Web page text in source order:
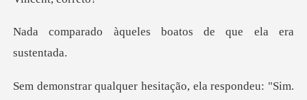
les boatos de que e
la respondeu: "Sim.